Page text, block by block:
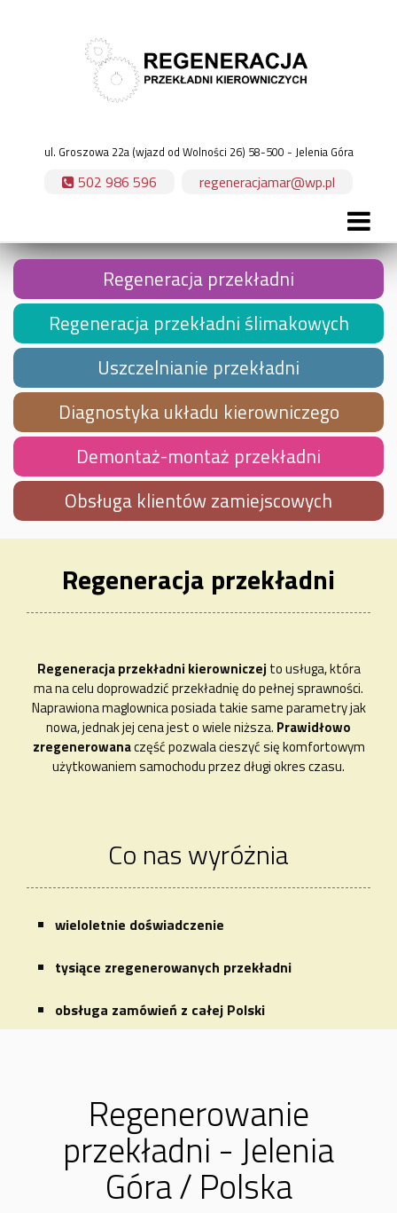
ul. Groszowa 22a (wjazd od Wolności 26) 58-500 - Jelenia Góra
502 986 596 regeneracjamar@wp.pl
Regeneracja przekładni
Regeneracja przekładni ślimakowych
Uszczelnianie przekładni
Diagnostyka układu kierowniczego
Demontaż-montaż przekładni
Obsługa klientów zamiejscowych
Regeneracja przekładni
Regeneracja przekładni kierowniczej to usługa, która
ma na celu doprowadzić przekładnię do pełnej sprawności.
Naprawiona maglownica posiada takie same parametry jak
nowa, jednak jej cena jest o wiele niższa. Prawidłowo
zregenerowanaczęść pozwala cieszyć się komfortowym
użytkowaniem samochodu przez długi okres czasu.
Co nas wyróżnia
wieloletnie doświadczenie
tysiące zregenerowanych przekładni
obsługa zamówień z całej Polski
Regenerowanie
przekładni - Jelenia
Góra / Polska